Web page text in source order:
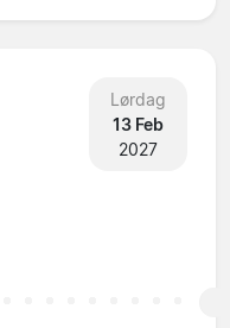
Lørdag
13 Feb
2027